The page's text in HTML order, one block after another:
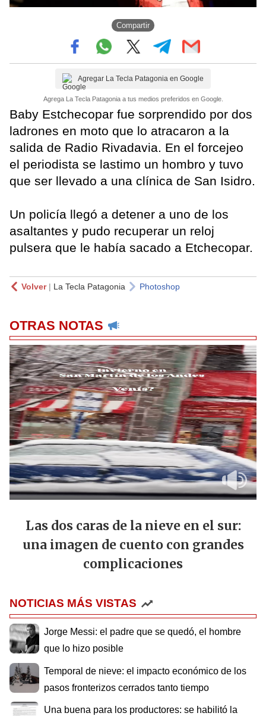
Compartir
Agregar La Tecla Patagonia en Google
Agrega La Tecla Patagonia a tus medios preferidos en Google.
Baby Estchecopar fue sorprendido por dos
ladrones en moto que lo atracaron a la
salida de Radio Rivadavia. En el forcejeo
el periodista se lastimo un hombro y tuvo
que ser llevado a una clínica de San Isidro.
Un policía llegó a detener a uno de los
asaltantes y pudo recuperar un reloj
pulsera que le había sacado a Etchecopar.
Volver| La Tecla Patagonia Photoshop
OTRAS NOTAS
Las dos caras de la nieve en el sur:
una imagen de cuento con grandes
complicaciones
NOTICIAS MÁS VISTAS
Jorge Messi: el padre que se quedó, el hombre
que lo hizo posible
Temporal de nieve: el impacto económico de los
pasos fronterizos cerrados tanto tiempo
Una buena para los productores: se habilitó la